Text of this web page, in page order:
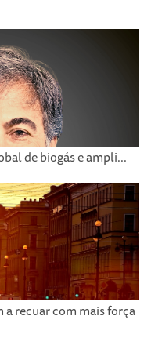
de biogás e ampli...
recuar com mais força